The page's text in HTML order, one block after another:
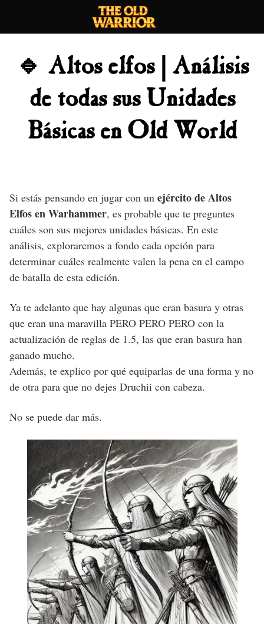
content
🔹 Altos elfos | Análisis
de todas sus Unidades
Básicas en Old World
Si estás pensando en jugar con un ejército de Altos
Elfos en Warhammer, es probable que te preguntes
cuáles son sus mejores unidades básicas. En este
análisis, exploraremos a fondo cada opción para
determinar cuáles realmente valen la pena en el campo
de batalla de esta edición.
Ya te adelanto que hay algunas que eran basura y otras
que eran una maravilla PERO PERO PERO con la
actualización de reglas de 1.5, las que eran basura han
ganado mucho.
Además, te explico por qué equiparlas de una forma y no
de otra para que no dejes Druchii con cabeza.
No se puede dar más.